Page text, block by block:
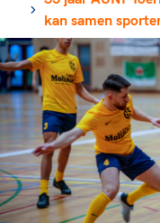
Onze partners
Geven aan Sport
Sportonderzoek
Sportakkoord II
Game Changer
Trainer-coaches
Officials
Veilige en integere
Diversiteit en
Gezonde
Duurzaamheid
Bekwaam
Paralympische
TeamNL
Kennisaanbod
TeamNL Sport
Pers
kan samen